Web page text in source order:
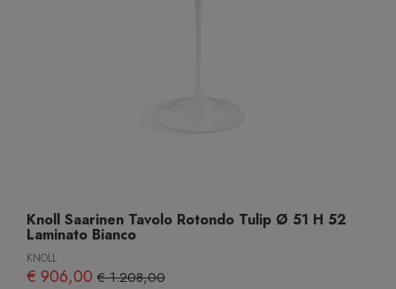
Knoll Saarinen Tavolo Rotondo Tulip Ø 51 H 52
Laminato Bianco
KNOLL
€ 906,00 € 1.208,00